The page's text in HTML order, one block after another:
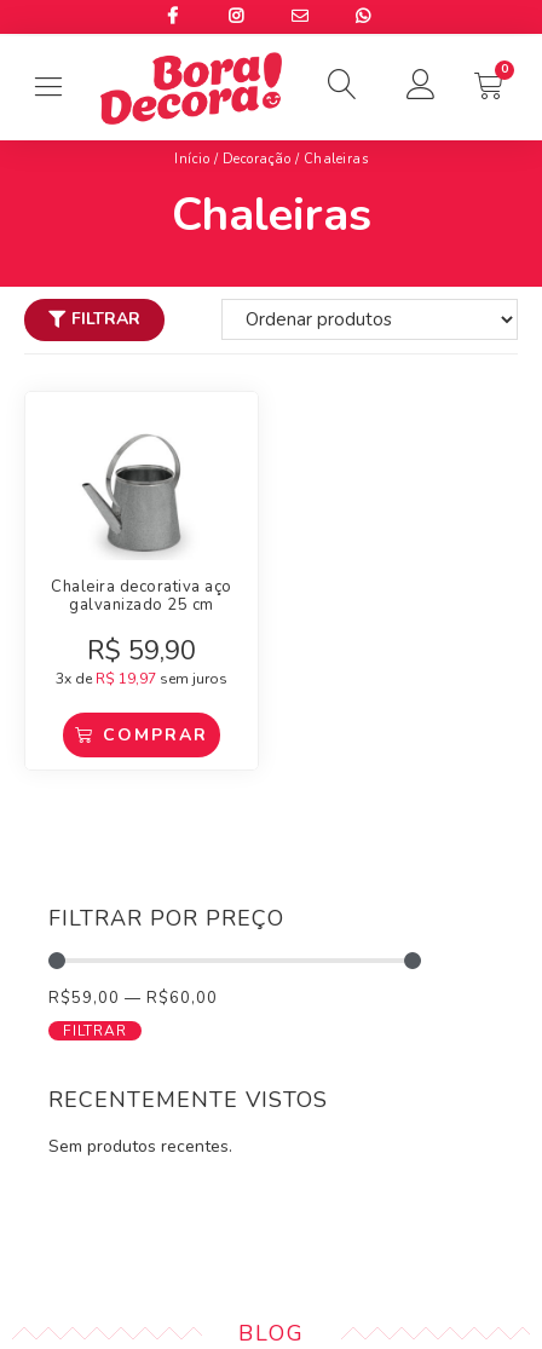
Início / Decoração / Chaleiras
Chaleiras
FILTRAR POR PREÇO
R$59,00 — R$60,00
FILTRAR
RECENTEMENTE VISTOS
Sem produtos recentes.
FILTRAR
Chaleira decorativa aço
galvanizado 25 cm
R$ 59,90
3x de R$ 19,97 sem juros
COMPRAR
BLOG